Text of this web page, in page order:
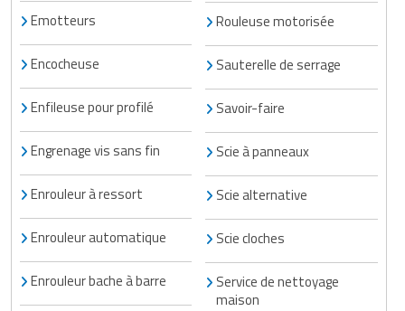
Emotteurs
Encocheuse
Enfileuse pour profilé
Engrenage vis sans fin
Enrouleur à ressort
Enrouleur automatique
Enrouleur bache à barre
Rouleuse motorisée
Sauterelle de serrage
Savoir-faire
Scie à panneaux
Scie alternative
Scie cloches
Service de nettoyage
maison